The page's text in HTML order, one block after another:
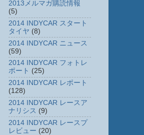
2013メルマガ購読情報
(5)
2014 INDYCAR スタート
タイヤ (8)
2014 INDYCAR ニュース
(59)
2014 INDYCAR フォトレ
ポート (25)
2014 INDYCAR レポート
(128)
2014 INDYCAR レースア
ナリシス (9)
2014 INDYCAR レースプ
レビュー (20)